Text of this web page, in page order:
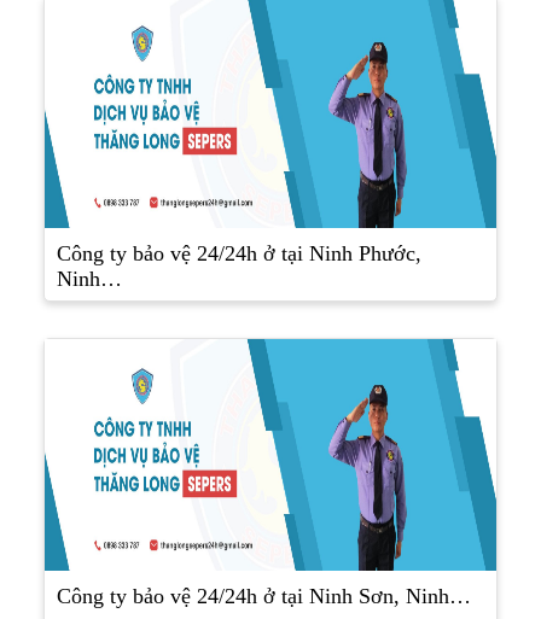
Công ty bảo vệ 24/24h ở tại Ninh Phước,
Ninh…
Công ty bảo vệ 24/24h ở tại Ninh Sơn, Ninh…